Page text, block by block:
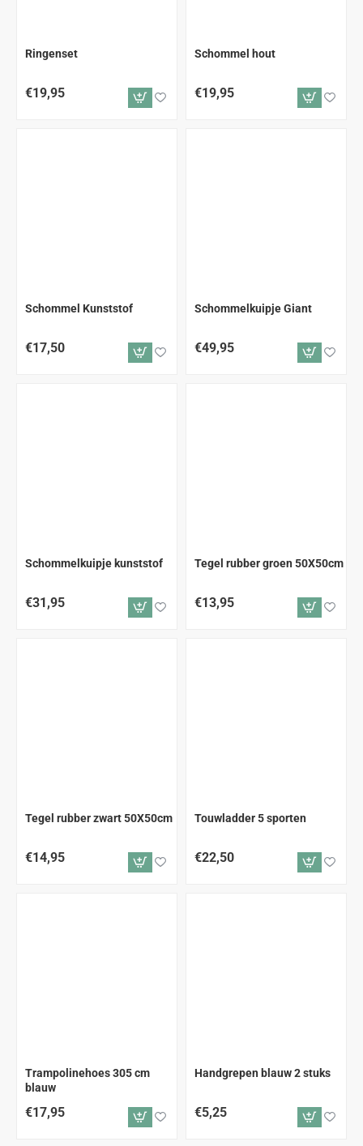
Ringenset
€19,95
Schommel hout
€19,95
Schommel Kunststof
€17,50
Schommelkuipje Giant
€49,95
Schommelkuipje kunststof
€31,95
Tegel rubber groen 50X50cm
€13,95
Tegel rubber zwart 50X50cm
€14,95
Touwladder 5 sporten
€22,50
Trampolinehoes 305 cm
blauw
€17,95
Handgrepen blauw 2 stuks
€5,25